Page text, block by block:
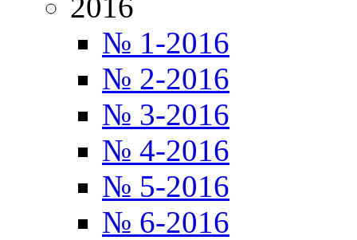
№ 1-2016
№ 2-2016
№ 3-2016
№ 4-2016
№ 5-2016
№ 6-2016